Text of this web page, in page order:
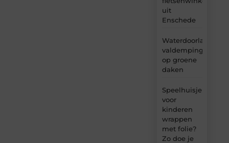
uit
Enschede
Waterdoorlatende
valdemping
op groene
daken
Speelhuisje
voor
kinderen
wrappen
met folie?
Zo doe je